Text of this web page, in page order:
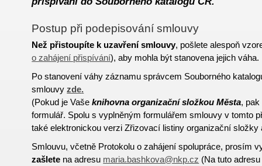
Postup při podepisování smlouvy
Než přistoupíte k uzavření smlouvy, pošlete alespoň
o zahájení přispívání),aby mohla být stanovena jejichváha.
Po stanovení váhy záznamu správcem Souborného
smlouvyzde.
(Pokud je Vašeknihovna organizační složkou Města,
formulář. Spolu s vyplněným formulářem smlouvy v tomto
také elektronickou verzi Zřizovací listiny organizační složky
Smlouvu, včetně Protokolu o zahájení spolupráce, prosím
zašlete na adresu maria.bashkova@nkp.cz (Na tuto